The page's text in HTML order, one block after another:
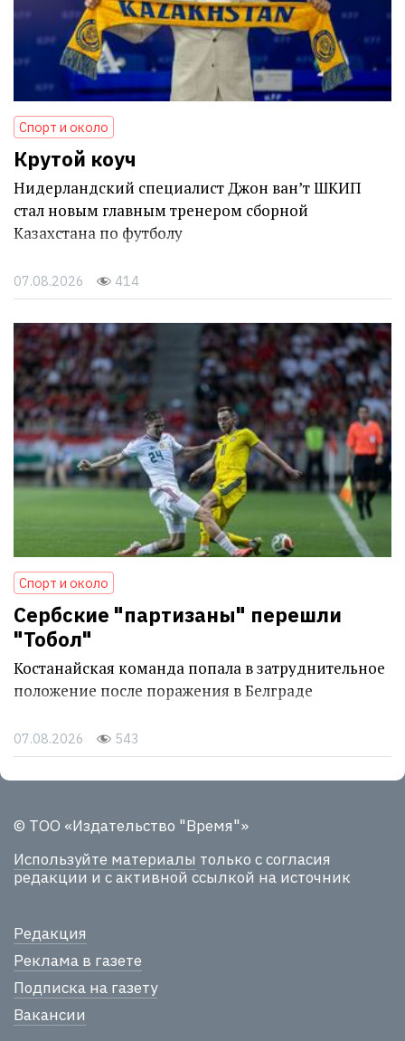
Спорт и около
Крутой коуч
Нидерландский специалист Джон ван’т ШКИП
стал новым главным тренером сборной
Казахстана по футболу
07.08.2026 414
Спорт и около
Сербские "партизаны" перешли
"Тобол"
Костанайская команда попала в затруднительное
положение после поражения в Белграде
07.08.2026 543
© ТОО «Издательство "Время"»
Используйте материалы только с согласия
редакции и с активной ссылкой на источник
Редакция
Реклама в газете
Подписка на газету
Вакансии